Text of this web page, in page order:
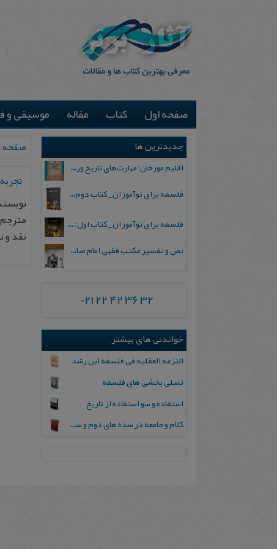
صفحه اول کتاب مقاله موسیقی و
صفحه
نقد و نظر،
جدیدترین ها
اقلیم مورخان؛ مهارت‌های تاریخ ورزی علمی
فلسفه برای نوآموزان_ کتاب دوم: پرسش درباره واقعیت و معرفت
فلسفه برای نوآموزان_ کتاب اول: تردید در باورهای رایج
نص و تفسیر مکتب فقهی امام صادق علیه السلام
021 22 42 36 32
خواندنی های بیشتر
النزعه‌ العقلیه‌ فی‌ فلسفه‌ ابن‌ رشد
تسلی‌ بخشی‌ های فلسفه
استفاده و سو استفاده از تاریخ
کلام و جامعه در سده های دوم و سوم هجری (جلد اول)